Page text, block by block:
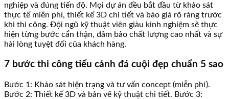
nghiệp và đúng tiến độ. Mọi dự án đều bắt đầu từ khảo sát
thực tế miễn phí, thiết kế 3D chi tiết và báo giá rõ ràng trước
khi thi công. Đội ngũ kỹ thuật viên giàu kinh nghiệm sẽ thực
hiện từng bước cẩn thận, đảm bảo chất lượng cao nhất và sự
hài lòng tuyệt đối của khách hàng.
7 bước thi công tiểu cảnh đá cuội đẹp chuẩn 5 sao
Bước 1: Khảo sát hiện trạng và tư vấn concept (miễn phí).
Bước 2: Thiết kế 3D và bản vẽ kỹ thuật chi tiết. Bước 3: